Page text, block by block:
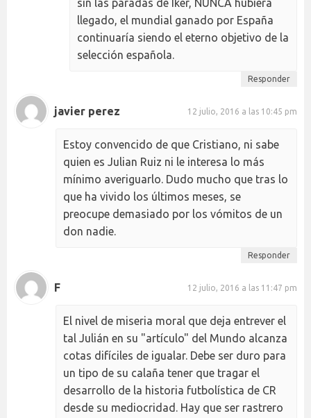
sin las paradas de Iker, NUNCA hubiera
llegado, el mundial ganado por España
continuaría siendo el eterno objetivo de la
selección española.
Responder
javier perez 12 julio, 2016 a las 10:45 pm
Estoy convencido de que Cristiano, ni sabe
quien es Julian Ruiz ni le interesa lo más
mínimo averiguarlo. Dudo mucho que tras lo
que ha vivido los últimos meses, se
preocupe demasiado por los vómitos de un
don nadie.
Responder
F 12 julio, 2016 a las 11:47 pm
El nivel de miseria moral que deja entrever el
tal Julián en su "artículo" del Mundo alcanza
cotas difíciles de igualar. Debe ser duro para
un tipo de su calaña tener que tragar el
desarrollo de la historia futbolística de CR
desde su mediocridad. Hay que ser rastrero